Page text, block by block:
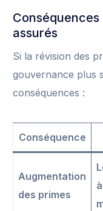
assurés
Si la révision des
gouvernance plus
conséquences :
Conséquence
Augmentation
des primes